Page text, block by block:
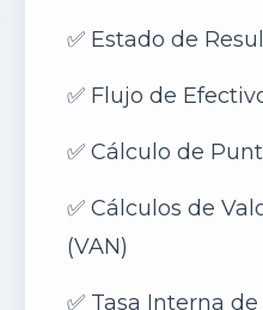
✅ Estado de
✅ Flujo de
✅ Cálculo de
✅ Cálculos de
(VAN)
✅ Tasa Interna de